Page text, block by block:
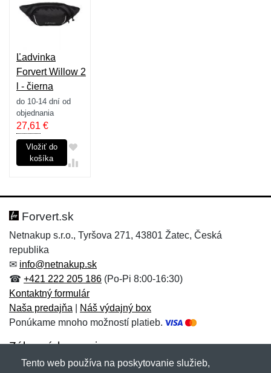
Ľadvinka
Forvert Willow 2
l - čierna
do 10-14 dní od
objednania
27,61 €
Vložiť do
košíka
Forvert.sk
Netnakup s.r.o., Tyršova 271, 43801 Žatec, Česká
republika
✉ info@netnakup.sk
☎ +421 222 205 186 (Po-Pi 8:00-16:30)
Kontaktný formulár
Naša predajňa
Náš výdajný box
Ponúkame mnoho možností platieb.
Zákaznícky servis
Novinky emailom
Tento web používa na poskytovanie služieb,